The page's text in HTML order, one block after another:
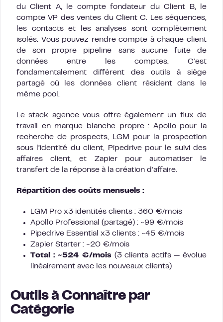
du Client A, le compte fondateur du Client B, le
compte VP des ventes du Client C. Les séquences,
les contacts et les analyses sont complètement
isolés. Vous pouvez rendre compte à chaque client
de son propre pipeline sans aucune fuite de
données entre les comptes. C’est
fondamentalement différent des outils à siège
partagé où les données client résident dans le
même pool.
Le stack agence vous offre également un flux de
travail en marque blanche propre : Apollo pour la
recherche de prospects, LGM pour la prospection
sous l’identité du client, Pipedrive pour le suivi des
affaires client, et Zapier pour automatiser le
transfert de la réponse à la création d’affaire.
Répartition des coûts mensuels :
LGM Pro x3 identités clients : 360 €/mois
Apollo Professional (partagé) : ~99 €/mois
Pipedrive Essential x3 clients : ~45 €/mois
Zapier Starter : ~20 €/mois
Total : ~524 €/mois(3 clients actifs — évolue
linéairement avec les nouveaux clients)
Outils à Connaître par
Catégorie